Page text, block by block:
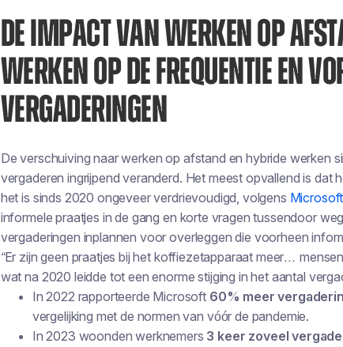
DE IMPACT VAN WERKEN OP
WERKEN OP DE FREQUENTIE EN
VERGADERINGEN
De verschuiving naar werken op afstand en hybride werken
vergaderen ingrijpend veranderd. Het meest opvallend is dat
het is sinds 2020 ongeveer verdrievoudigd, volgens
informele praatjes in de gang en korte vragen tussendoor
vergaderingen inplannen voor overleggen die voorheen
“Er zijn geen praatjes bij het koffiezetapparaat meer…
wat na 2020 leidde tot een enorme stijging in het aantal
In 2022 rapporteerde Microsoft 60% meer
vergelijking met de normen van vóór de pandemie.
In 2023 woonden werknemers 3 keer zoveel